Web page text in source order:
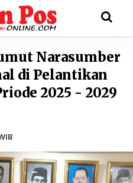
Narasumber
di Pelantikan
2025 - 2029